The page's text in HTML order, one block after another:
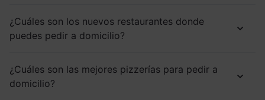
¿Cuáles son los nuevos restaurantes donde
puedes pedir a domicilio?
¿Cuáles son las mejores pizzerías para pedir a
domicilio?